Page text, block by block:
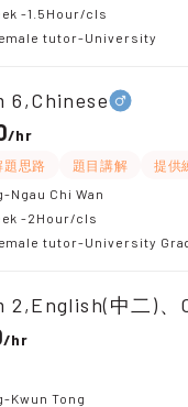
-1.5Hour/cls
tutor-University
6,Chinese
/hr
題思路 題目講解 提供
Ngau Chi Wan
-2Hour/cls
tutor-University
2,English(中二)
/hr
Kwun Tong